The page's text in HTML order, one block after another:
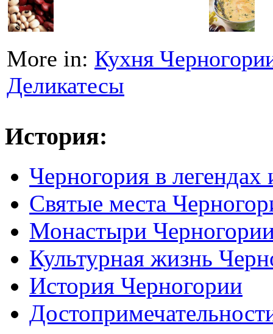
More in: Кухня
Деликатесы
История:
Черногория в легендах
Святые места
Монастыри
Культурная жизнь
История Черногории